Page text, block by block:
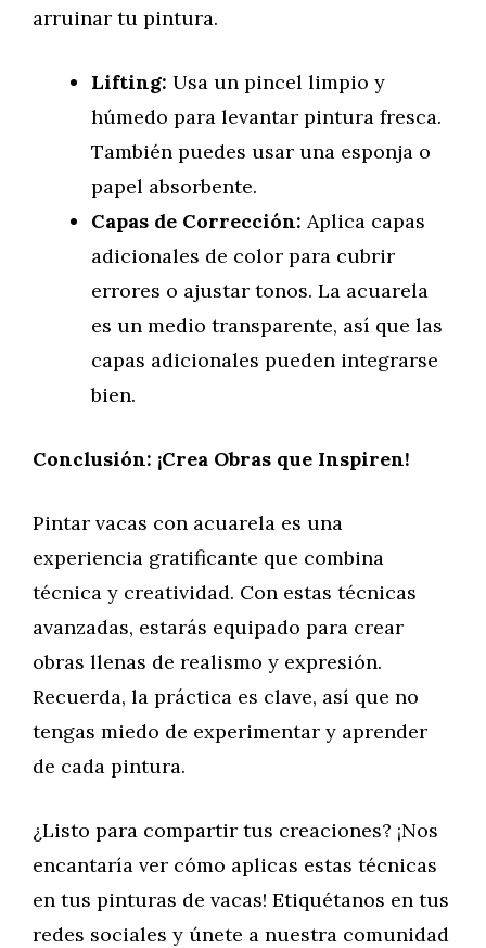
arruinar tu pintura.
Lifting: Usa un pincel limpio y
húmedo para levantar pintura fresca.
También puedes usar una esponja o
papel absorbente.
Capas de Corrección: Aplica capas
adicionales de color para cubrir
errores o ajustar tonos. La acuarela
es un medio transparente, así que las
capas adicionales pueden integrarse
bien.
Conclusión: ¡Crea Obras que Inspiren!
Pintar vacas con acuarela es una
experiencia gratificante que combina
técnica y creatividad. Con estas técnicas
avanzadas, estarás equipado para crear
obras llenas de realismo y expresión.
Recuerda, la práctica es clave, así que no
tengas miedo de experimentar y aprender
de cada pintura.
¿Listo para compartir tus creaciones? ¡Nos
encantaría ver cómo aplicas estas técnicas
en tus pinturas de vacas! Etiquétanos en tus
redes sociales y únete a nuestra comunidad